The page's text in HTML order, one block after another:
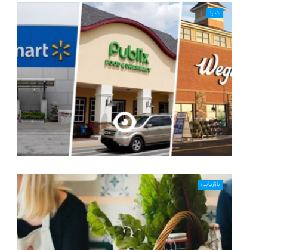
دنیا
بازاریابی